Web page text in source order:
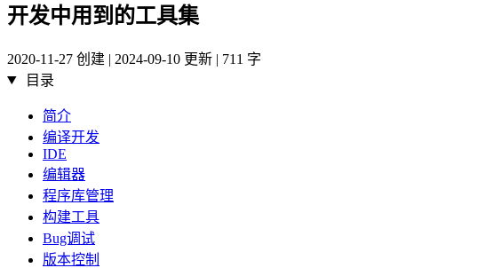
开发中用到的工具集
2020-11-27 创建 | 2024-09-10 更新 | 711 字
目录
简介
编译开发
IDE
编辑器
程序库管理
构建工具
Bug调试
版本控制